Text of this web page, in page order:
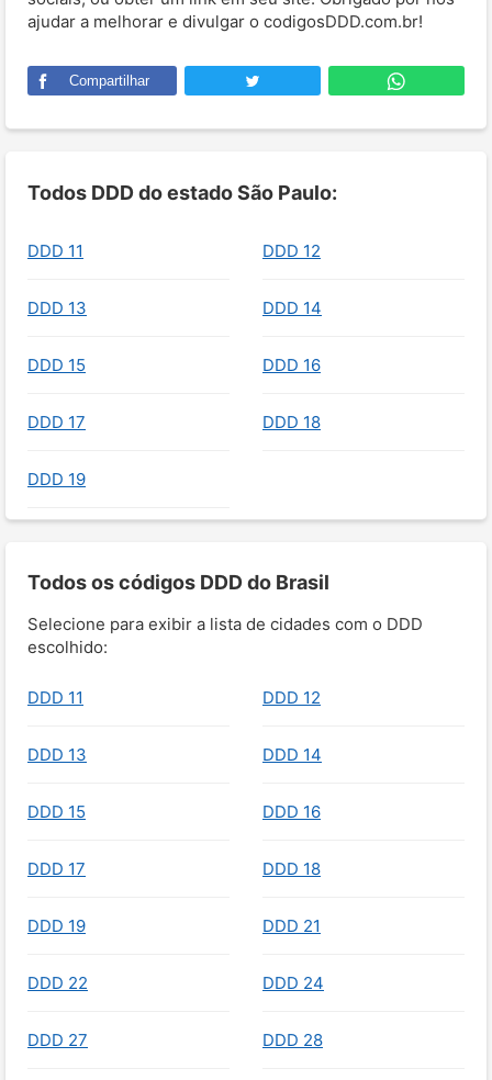
ajudar a melhorar e divulgar o codigosDDD.com.br!
Compartilhar
Todos DDD do estado São Paulo:
DDD 11 DDD 12
DDD 13 DDD 14
DDD 15 DDD 16
DDD 17 DDD 18
DDD 19
Todos os códigos DDD do Brasil
Selecione para exibir a lista de cidades com o DDD
escolhido:
DDD 11 DDD 12
DDD 13 DDD 14
DDD 15 DDD 16
DDD 17 DDD 18
DDD 19 DDD 21
DDD 22 DDD 24
DDD 27 DDD 28